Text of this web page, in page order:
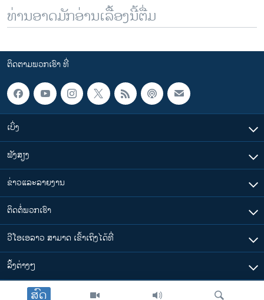
ສົດ
ທ່ານອາດມັກອ່ານເລື້ອງນີ້ຕື່ມ
ຕິດຕາມພວກເຮົາ ທີ່
ເບິ່ງ
ຟັງສຽງ
ຂ່າວແລະລາຍງານ
ຕິດຕໍ່ພວກເຮົາ
ວີໂອເອລາວ ສາມາດ ເຂົ້າເຖິງໄດ້ທີ່
​ລິ້ງ​ຕ່າງໆ
ຕາມເວລາໃນລາວ